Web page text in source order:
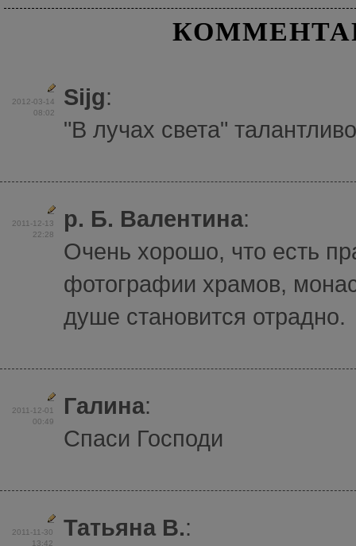
2012-03-14
08:02
Sijg:
"В лучах света"
2011-12-13
22:28
р. Б. Валентина:
Очень хорошо, что есть
фотографии храмов,
душе становится отрадно.
2011-12-01
00:49
Галина:
Спаси Господи
2011-11-30
13:42
Татьяна В.: